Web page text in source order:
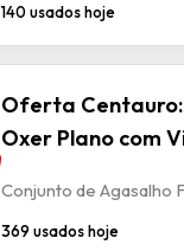
140 usados hoje
Oferta Centauro:
Oxer Plano com
Conjunto de Agasalho
369 usados hoje